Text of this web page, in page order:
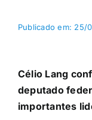
Publicado em: 25/
Célio Lang
deputado
importantes